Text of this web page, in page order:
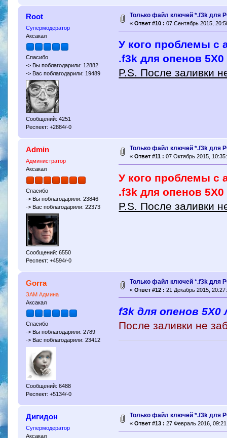
Root
Супермодератор
Аксакал
Спасибо
-> Вы поблагодарили: 12882
-> Вас поблагодарили: 19489
Сообщений: 4251
Респект: +2884/-0
Только файл ключей *.f3k для
« Ответ #10 : 07 Сентябрь 2015,
У кого проблемы с
.f3k для опенов 5Х0
P.S. После заливки
Admin
Администратор
Аксакал
Спасибо
-> Вы поблагодарили: 23846
-> Вас поблагодарили: 22373
Сообщений: 6550
Респект: +4594/-0
Только файл ключей *.f3k для
« Ответ #11 : 07 Октябрь 2015,
У кого проблемы с
.f3k для опенов 5Х0
P.S. После заливки
Gorra
ЗАМ Админа
Аксакал
Спасибо
-> Вы поблагодарили: 2789
-> Вас поблагодарили: 23412
Сообщений: 6488
Респект: +5134/-0
Только файл ключей *.f3k для
« Ответ #12 : 21 Декабрь 2015,
f3k для опенов 5Х0
После заливки не
Дигидон
Супермодератор
Аксакал
Только файл ключей *.f3k для
« Ответ #13 : 27 Февраль 2016,